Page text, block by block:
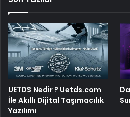
UETDS Nedir ? Uetds.com
İle Akıllı Dijital Taşımacılık
Yazılımı